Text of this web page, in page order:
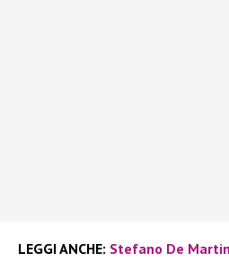
LEGGI ANCHE: Stefano De